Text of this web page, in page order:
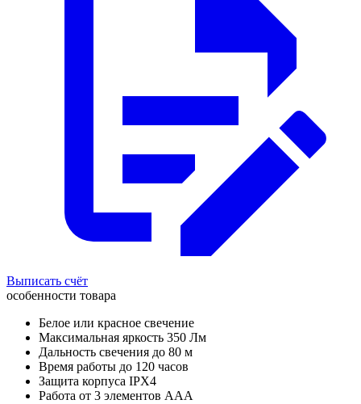
Выписать счёт
особенности товара
Белое или красное свечение
Максимальная яркость 350 Лм
Дальность свечения до 80 м
Время работы до 120 часов
Защита корпуса IPX4
Работа от 3 элементов ААА